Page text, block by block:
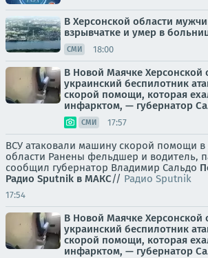
В Херсонской области
взрывчатке и умер в
СМИ 18:00
В Новой Маячке Херсонской
украинский беспилотник
скорой помощи, которая
инфарктом, — губернатор
СМИ 17:57
ВСУ атаковали машину скорой помощи в
области Ранены фельдшер и водитель,
сообщил губернатор Владимир Сальдо
Радио Sputnik в MAКС// Радио Sputnik
17:54
В Новой Маячке Херсонской
украинский беспилотник
скорой помощи, которая
инфарктом, — губернатор